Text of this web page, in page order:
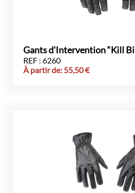
Gants d’Intervention “Kill
REF : 6260
À partir de: 55,50€